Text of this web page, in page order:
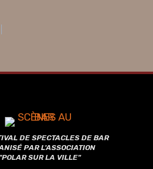
DE SPECTACLES DE BAR
PAR L'ASSOCIATION
"POLAR SUR LA VILLE"